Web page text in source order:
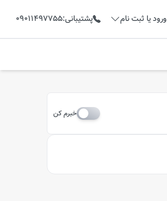
ورود یا ثبت نام پشتیبانی:
09011497755
خبرم کن